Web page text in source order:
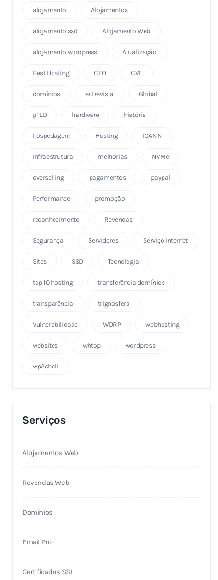
alojamento Alojamentos
alojamento ssd Alojamento Web
alojamento wordpress Atualização
Best Hosting CEO CVE
domínios entrevista Global
gTLD hardware história
hospedagem Hosting ICANN
Infraestrutura melhorias NVMe
overselling pagamentos paypal
Performance promoção
reconhecimento Revendas
Segurança Servidores Serviço Internet
Sites SSD Tecnologia
top 10 hosting transferência domínios
transparência trignosfera
Vulnerabilidade WDRP webhosting
websites whtop wordpress
wp2shell
Serviços
Alojamentos Web
Revendas Web
Domínios
Email Pro
Certificados SSL